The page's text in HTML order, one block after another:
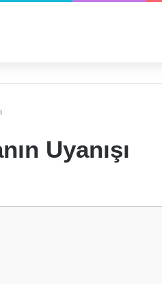
Uyanışı